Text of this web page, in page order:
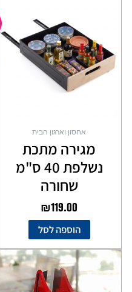
אחסון וארגון הבית
מגירה מתכת
נשלפת 40 ס"מ
שחורה
₪119.00
הוספה לסל